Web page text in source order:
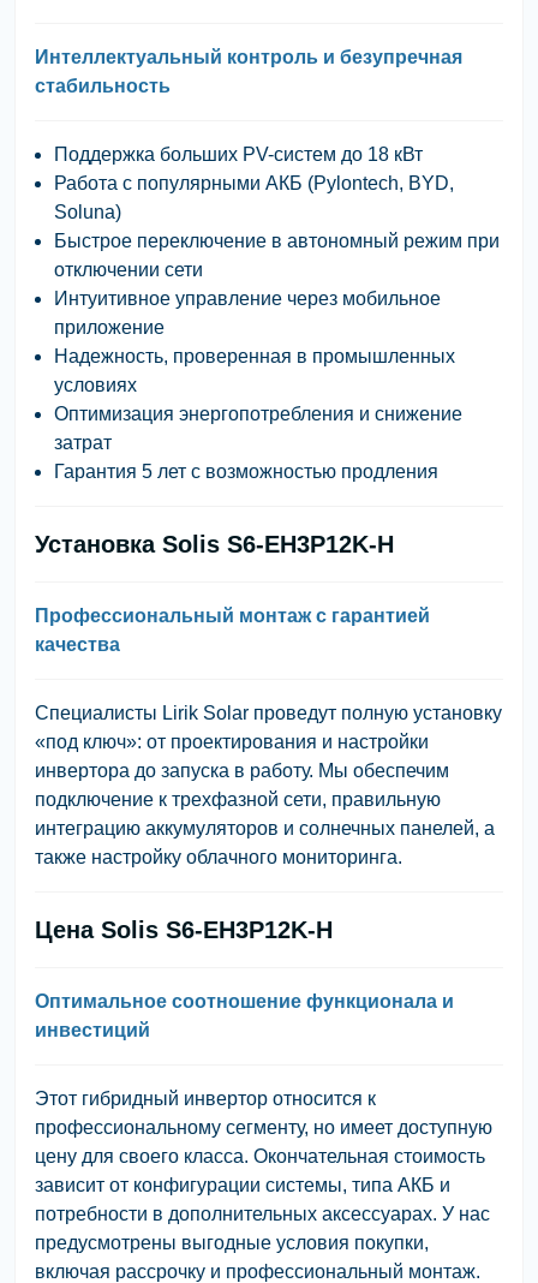
Интеллектуальный контроль и безупречная
стабильность
Поддержка больших PV-систем до 18 кВт
Работа с популярными АКБ (Pylontech, BYD,
Soluna)
Быстрое переключение в автономный режим при
отключении сети
Интуитивное управление через мобильное
приложение
Надежность, проверенная в промышленных
условиях
Оптимизация энергопотребления и снижение
затрат
Гарантия 5 лет с возможностью продления
Установка Solis S6-EH3P12K-H
Профессиональный монтаж с гарантией
качества
Специалисты Lirik Solar проведут полную установку
«под ключ»: от проектирования и настройки
инвертора до запуска в работу. Мы обеспечим
подключение к трехфазной сети, правильную
интеграцию аккумуляторов и солнечных панелей, а
также настройку облачного мониторинга.
Цена Solis S6-EH3P12K-H
Оптимальное соотношение функционала и
инвестиций
Этот гибридный инвертор относится к
профессиональному сегменту, но имеет доступную
цену для своего класса. Окончательная стоимость
зависит от конфигурации системы, типа АКБ и
потребности в дополнительных аксессуарах. У нас
предусмотрены выгодные условия покупки,
включая рассрочку и профессиональный монтаж.